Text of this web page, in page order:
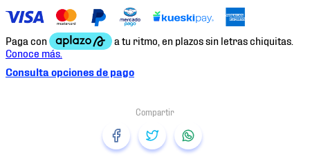
Consulta opciones de pago